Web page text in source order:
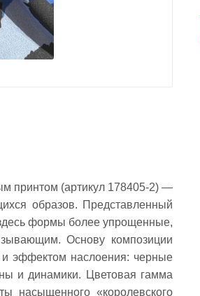
принтом (артикул 178405-2) —
образов. Представленный
формы более упрощенные,
Основу композиции
эффектом наслоения: черные
и динамики. Цветовая гамма
насыщенного «королевского